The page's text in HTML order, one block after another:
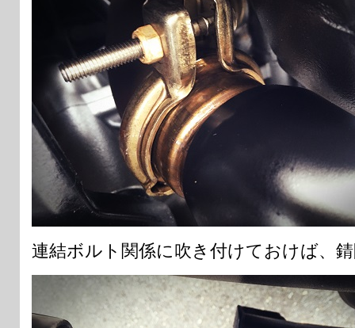
連結ボルト関係に吹き付けておけば、